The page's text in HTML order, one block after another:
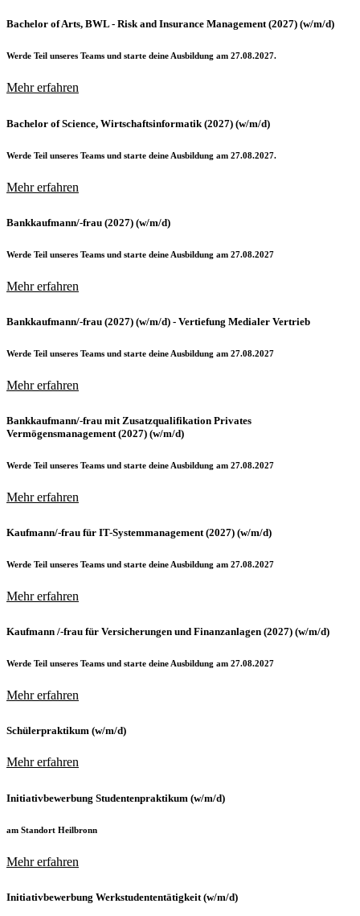
Bachelor of Arts, BWL - Risk and Insurance Management (2027) (w/m/d)
Werde Teil unseres Teams und starte deine Ausbildung am 27.08.2027.
Mehr erfahren
Bachelor of Science, Wirtschaftsinformatik (2027) (w/m/d)
Werde Teil unseres Teams und starte deine Ausbildung am 27.08.2027.
Mehr erfahren
Bankkaufmann/-frau (2027) (w/m/d)
Werde Teil unseres Teams und starte deine Ausbildung am 27.08.2027
Mehr erfahren
Bankkaufmann/-frau (2027) (w/m/d) - Vertiefung Medialer Vertrieb
Werde Teil unseres Teams und starte deine Ausbildung am 27.08.2027
Mehr erfahren
Bankkaufmann/-frau mit Zusatzqualifikation Privates
Vermögensmanagement (2027) (w/m/d)
Werde Teil unseres Teams und starte deine Ausbildung am 27.08.2027
Mehr erfahren
Kaufmann/-frau für IT-Systemmanagement (2027) (w/m/d)
Werde Teil unseres Teams und starte deine Ausbildung am 27.08.2027
Mehr erfahren
Kaufmann /-frau für Versicherungen und Finanzanlagen (2027) (w/m/d)
Werde Teil unseres Teams und starte deine Ausbildung am 27.08.2027
Mehr erfahren
Schülerpraktikum (w/m/d)
Mehr erfahren
Initiativbewerbung Studentenpraktikum (w/m/d)
am Standort Heilbronn
Mehr erfahren
Initiativbewerbung Werkstudententätigkeit (w/m/d)